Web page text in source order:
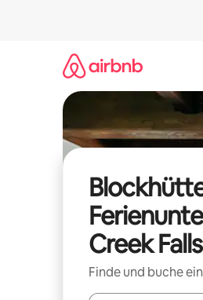
Creek Falls
Finde und buche